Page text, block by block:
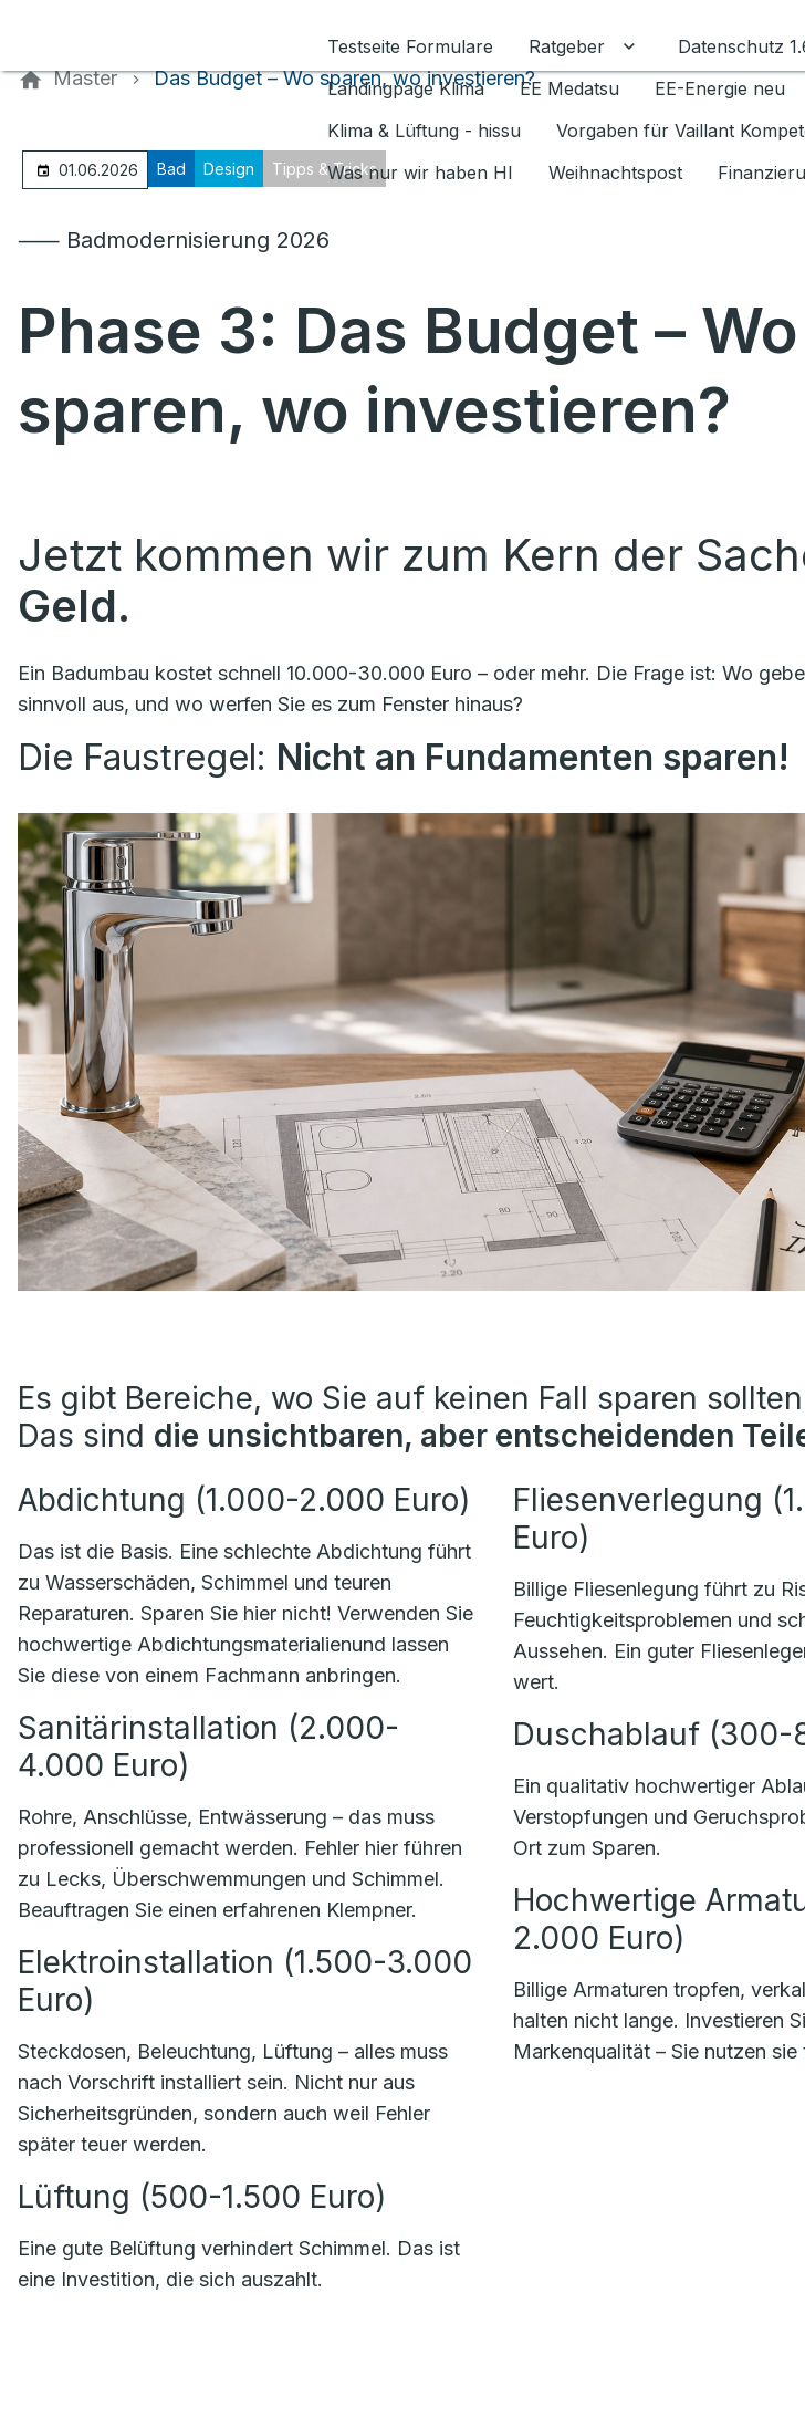
Testseite Formulare
Ratgeber Untermenü für
Datenschutz
Landingpage Klima
EE Medatsu EE-Energie neu
Klima & Lüftung - hissu
Vorgaben für Vaillant
Was nur wir haben HI
Weihnachtspost
Master Das Budget – Wo sparen, wo investieren?
01.06.2026 Bad Design Tipps & Tricks
⸺ Badmodernisierung 2026
Phase 3: Das Budget – Wo
sparen, wo investieren?
Jetzt kommen wir zum Kern der
Geld.
Ein Badumbau kostet schnell 10.000-30.000 Euro – oder mehr. Die Frage ist: Wo
sinnvoll aus, und wo werfen Sie es zum Fenster hinaus?
Die Faustregel: Nicht an Fundamenten sparen!
Es gibt Bereiche, wo Sie auf keinen Fall sparen
Das sind die unsichtbaren, aber entscheidenden
Abdichtung (1.000-2.000 Euro)
Das ist die Basis. Eine schlechte Abdichtung führt
zu Wasserschäden, Schimmel und teuren
Reparaturen. Sparen Sie hier nicht! Verwenden Sie
hochwertige Abdichtungsmaterialienund lassen
Sie diese von einem Fachmann anbringen.
Sanitärinstallation (2.000-
4.000 Euro)
Rohre, Anschlüsse, Entwässerung – das muss
professionell gemacht werden. Fehler hier führen
zu Lecks, Überschwemmungen und Schimmel.
Beauftragen Sie einen erfahrenen Klempner.
Elektroinstallation (1.500-3.000
Euro)
Steckdosen, Beleuchtung, Lüftung – alles muss
nach Vorschrift installiert sein. Nicht nur aus
Sicherheitsgründen, sondern auch weil Fehler
später teuer werden.
Lüftung (500-1.500 Euro)
Eine gute Belüftung verhindert Schimmel. Das ist
eine Investition, die sich auszahlt.
Fliesenverlegung
Euro)
Billige Fliesenlegung führt zu
Feuchtigkeitsproblemen und
Aussehen. Ein guter
wert.
Duschablauf (300-
Ein qualitativ hochwertiger
Verstopfungen und
Ort zum Sparen.
Hochwertige
2.000 Euro)
Billige Armaturen tropfen,
halten nicht lange. Investieren
Markenqualität – Sie nutzen sie